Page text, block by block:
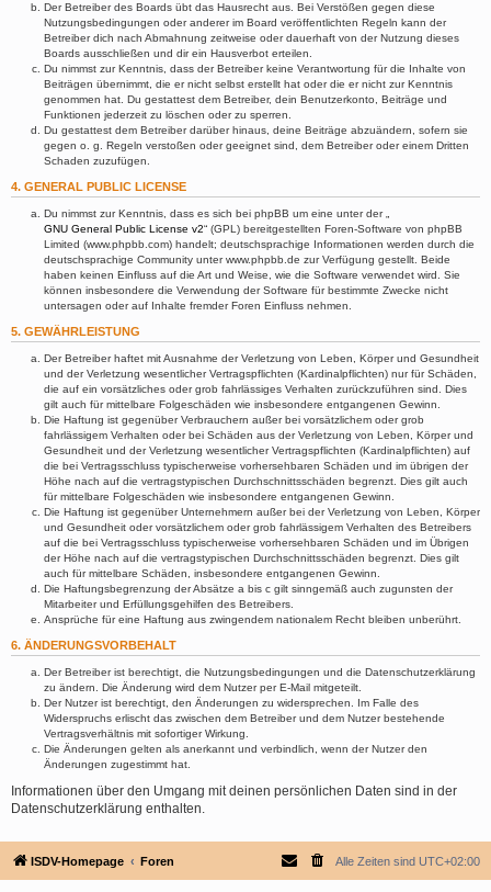
Der Betreiber des Boards übt das Hausrecht aus. Bei Verstößen gegen diese
Nutzungsbedingungen oder anderer im Board veröffentlichten Regeln kann der
Betreiber dich nach Abmahnung zeitweise oder dauerhaft von der Nutzung dieses
Boards ausschließen und dir ein Hausverbot erteilen.
Du nimmst zur Kenntnis, dass der Betreiber keine Verantwortung für die Inhalte von
Beiträgen übernimmt, die er nicht selbst erstellt hat oder die er nicht zur Kenntnis
genommen hat. Du gestattest dem Betreiber, dein Benutzerkonto, Beiträge und
Funktionen jederzeit zu löschen oder zu sperren.
Du gestattest dem Betreiber darüber hinaus, deine Beiträge abzuändern, sofern sie
gegen o. g. Regeln verstoßen oder geeignet sind, dem Betreiber oder einem Dritten
Schaden zuzufügen.
4. GENERAL PUBLIC LICENSE
Du nimmst zur Kenntnis, dass es sich bei phpBB um eine unter der „
GNU General Public License v2“ (GPL) bereitgestellten Foren-Software von phpBB
Limited (www.phpbb.com) handelt; deutschsprachige Informationen werden durch die
deutschsprachige Community unter www.phpbb.de zur Verfügung gestellt. Beide
haben keinen Einfluss auf die Art und Weise, wie die Software verwendet wird. Sie
können insbesondere die Verwendung der Software für bestimmte Zwecke nicht
untersagen oder auf Inhalte fremder Foren Einfluss nehmen.
5. GEWÄHRLEISTUNG
Der Betreiber haftet mit Ausnahme der Verletzung von Leben, Körper und Gesundheit
und der Verletzung wesentlicher Vertragspflichten (Kardinalpflichten) nur für Schäden,
die auf ein vorsätzliches oder grob fahrlässiges Verhalten zurückzuführen sind. Dies
gilt auch für mittelbare Folgeschäden wie insbesondere entgangenen Gewinn.
Die Haftung ist gegenüber Verbrauchern außer bei vorsätzlichem oder grob
fahrlässigem Verhalten oder bei Schäden aus der Verletzung von Leben, Körper und
Gesundheit und der Verletzung wesentlicher Vertragspflichten (Kardinalpflichten) auf
die bei Vertragsschluss typischerweise vorhersehbaren Schäden und im übrigen der
Höhe nach auf die vertragstypischen Durchschnittsschäden begrenzt. Dies gilt auch
für mittelbare Folgeschäden wie insbesondere entgangenen Gewinn.
Die Haftung ist gegenüber Unternehmern außer bei der Verletzung von Leben, Körper
und Gesundheit oder vorsätzlichem oder grob fahrlässigem Verhalten des Betreibers
auf die bei Vertragsschluss typischerweise vorhersehbaren Schäden und im Übrigen
der Höhe nach auf die vertragstypischen Durchschnittsschäden begrenzt. Dies gilt
auch für mittelbare Schäden, insbesondere entgangenen Gewinn.
Die Haftungsbegrenzung der Absätze a bis c gilt sinngemäß auch zugunsten der
Mitarbeiter und Erfüllungsgehilfen des Betreibers.
Ansprüche für eine Haftung aus zwingendem nationalem Recht bleiben unberührt.
6. ÄNDERUNGSVORBEHALT
Der Betreiber ist berechtigt, die Nutzungsbedingungen und die Datenschutzerklärung
zu ändern. Die Änderung wird dem Nutzer per E-Mail mitgeteilt.
Der Nutzer ist berechtigt, den Änderungen zu widersprechen. Im Falle des
Widerspruchs erlischt das zwischen dem Betreiber und dem Nutzer bestehende
Vertragsverhältnis mit sofortiger Wirkung.
Die Änderungen gelten als anerkannt und verbindlich, wenn der Nutzer den
Änderungen zugestimmt hat.
Informationen über den Umgang mit deinen persönlichen Daten sind in der
Datenschutzerklärung enthalten.
ISDV-Homepage Foren Alle Zeiten sind UTC+02:00